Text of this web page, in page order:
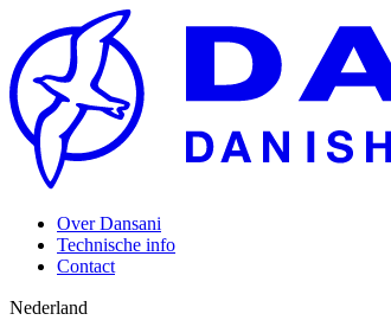
Over Dansani
Technische info
Contact
Nederland